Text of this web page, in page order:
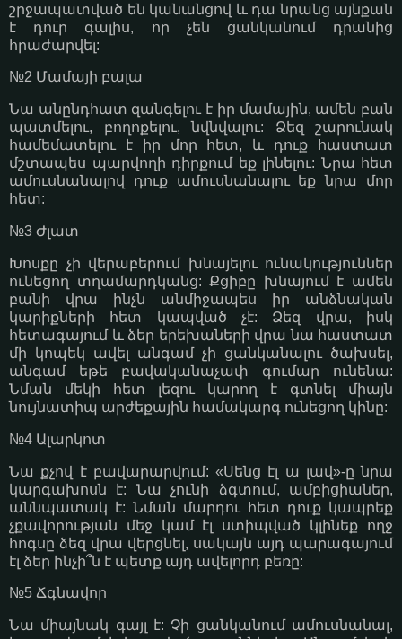
շրջապատված են կանանցով և դա նրանց այնքան
է դուր գալիս, որ չեն ցանկանում դրանից
հրաժարվել:
№2 Մամայի բալա
Նա անընդհատ զանգելու է իր մամային, ամեն բան
պատմելու, բողոքելու, նվնվալու: Ձեզ շարունակ
համեմատելու է իր մոր հետ, և դուք հաստատ
մշտապես պարվողի դիրքում եք լինելու: Նրա հետ
ամուսնանալով դուք ամուսնանալու եք նրա մոր
հետ:
№3 Ժլատ
Խոսքը չի վերաբերում խնայելու ունակություններ
ունեցող տղամարդկանց: Քցիբը խնայում է ամեն
բանի վրա ինչն անմիջապես իր անձնական
կարիքների հետ կապված չէ: Ձեզ վրա, իսկ
հետագայում և ձեր երեխաների վրա նա հաստատ
մի կոպեկ ավել անգամ չի ցանկանալու ծախսել,
անգամ եթե բավականաչափ գումար ունենա:
Նման մեկի հետ լեզու կարող է գտնել միայն
նույնատիպ արժեքային համակարգ ունեցող կինը:
№4 Ալարկոտ
Նա քչով է բավարարվում: «Սենց էլ ա լավ»-ը նրա
կարգախոսն է: Նա չունի ձգտում, ամբիցիաներ,
աննպատակ է: Նման մարդու հետ դուք կապրեք
չքավորության մեջ կամ էլ ստիպված կլինեք ողջ
հոգսը ձեզ վրա վերցնել, սակայն այդ պարագայում
էլ ձեր ինչի՞ն է պետք այդ ավելորդ բեռը:
№5 Ճգնավոր
Նա միայնակ գայլ է: Չի ցանկանում ամուսնանալ,